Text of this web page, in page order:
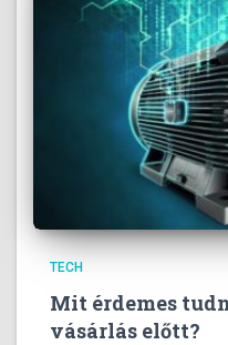
TECH
Mit érdemes
vásárlás előtt?